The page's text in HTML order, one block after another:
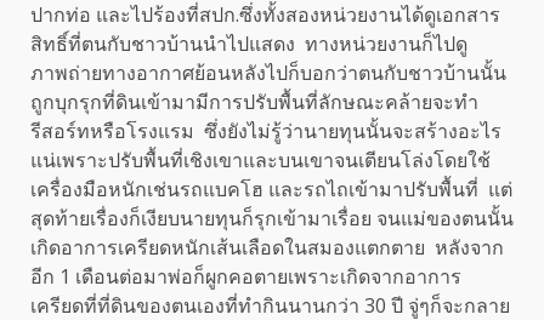
ปากท่อ และไปร้องที่สปก.ซึ่งทั้งสองหน่วยงานได้ดูเอกสาร
สิทธิ์ที่ตนกับชาวบ้านนำไปแสดง ทางหน่วยงานก็ไปดู
ภาพถ่ายทางอากาศย้อนหลังไปก็บอกว่าตนกับชาวบ้านนั้น
ถูกบุกรุกที่ดินเข้ามามีการปรับพื้นที่ลักษณะคล้ายจะทำ
รีสอร์ทหรือโรงแรม ซึ่งยังไม่รู้ว่านายทุนนั้นจะสร้างอะไร
แน่เพราะปรับพื้นที่เชิงเขาและบนเขาจนเตียนโล่งโดยใช้
เครื่องมือหนักเช่นรถแบคโฮ และรถไถเข้ามาปรับพื้นที่ แต่
สุดท้ายเรื่องก็เงียบนายทุนก็รุกเข้ามาเรื่อย จนแม่ของตนนั้น
เกิดอาการเครียดหนักเส้นเลือดในสมองแตกตาย หลังจาก
อีก 1 เดือนต่อมาพ่อก็ผูกคอตายเพราะเกิดจากอาการ
เครียดที่ที่ดินของตนเองที่ทำกินนานกว่า 30 ปี จู่ๆก็จะกลาย